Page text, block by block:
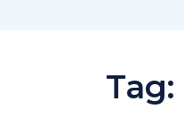
Tag: